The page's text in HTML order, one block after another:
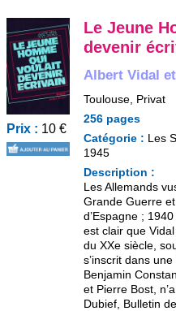
Prix : 10 €
Le Jeune
devenir
Albert Vidal
Toulouse, Privat
256 pages
Catégorie : Les
1945
Description :
Les Allemands
Grande Guerre
d’Espagne ;
est clair que
du XXe siècle,
s’inscrit dans
Benjamin
et Pierre Bost,
Dubief, Bulletin